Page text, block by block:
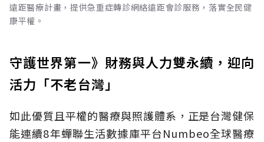
遠距醫療計畫，提供急重症轉診網絡遠距會診服務，落實全民健
康平權。
守護世界第一》財務與人力雙永續，迎向
活力「不老台灣」
如此優質且平權的醫療與照護體系，正是台灣健保
能連續8年蟬聯生活數據庫平台Numbeo全球醫療